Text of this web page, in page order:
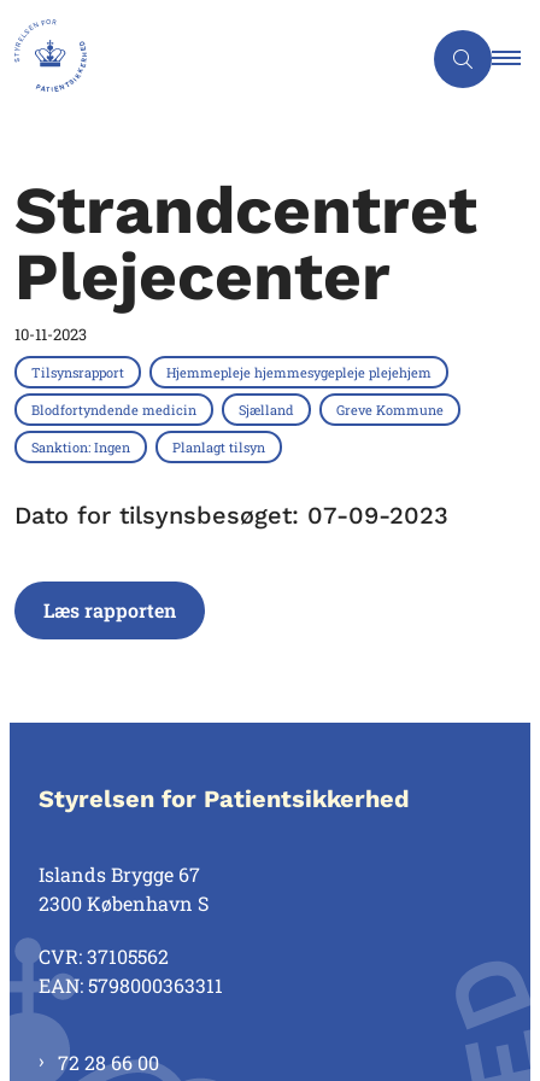
Strandcentret
Plejecenter
10-11-2023
Tilsynsrapport Hjemmepleje hjemmesygepleje plejehjem
Blodfortyndende medicin Sjælland Greve Kommune
Sanktion: Ingen Planlagt tilsyn
Dato for tilsynsbesøget: 07-09-2023
Læs rapporten
Styrelsen for Patientsikkerhed
Islands Brygge 67
2300 København S
CVR: 37105562
EAN: 5798000363311
72 28 66 00